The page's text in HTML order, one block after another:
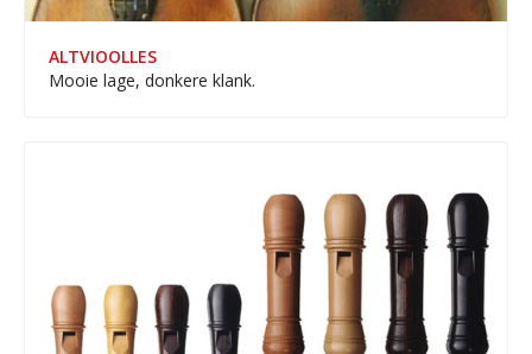
ALTVIOOLLES
Mooie lage, donkere klank.